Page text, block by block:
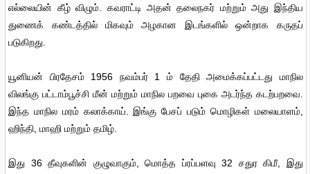
எல்லையின் கீழ் விழும். கவராட்டி அதன் தலைநகர் மற்றும் அது இந்திய
துணைக் கண்டத்தில் மிகவும் அழகான இடங்களில் ஒன்றாக கருதப்
படுகிறது.
யூனியன் பிரதேசம் 1956 நவம்பர் 1 ம் தேதி அமைக்கப்பட்டது மாநில
விலங்கு பட்டாம்பூச்சி மீன் மற்றும் மாநில பறவை புகை அடர்ந்த கடற்பறவை.
இந்த மாநில மரம் கலாக்காய். இங்கு பேசப் படும் மொழிகள் மலையாளம்,
ஹிந்தி, மாஹி மற்றும் தமிழ்.
இது 36 தீவுகளின் குழுவாகும், மொத்த ப்ரப்பளவு 32 சதுர கிமீ, இது